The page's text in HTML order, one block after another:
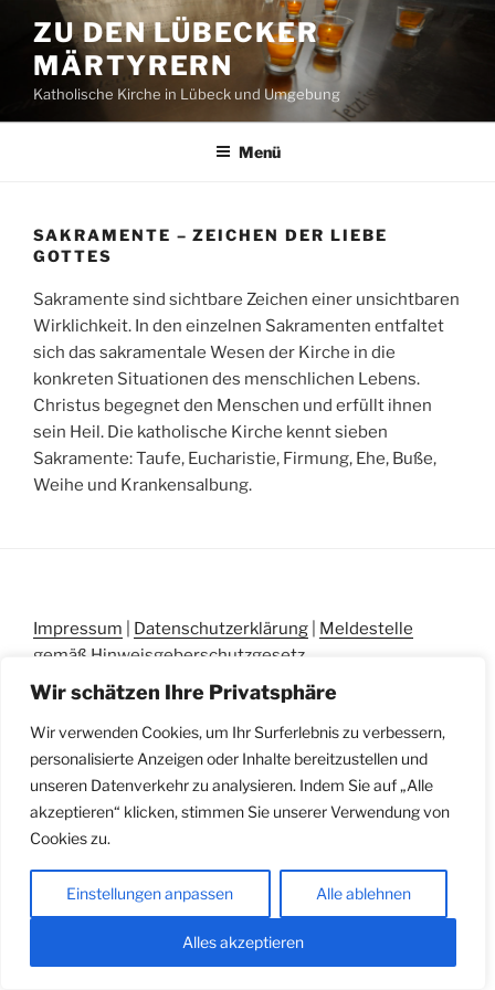
Wir schätzen Ihre Privatsphäre
Wir verwenden Cookies, um Ihr Surferlebnis zu verbessern,
personalisierte Anzeigen oder Inhalte bereitzustellen und
unseren Datenverkehr zu analysieren. Indem Sie auf „Alle
akzeptieren“ klicken, stimmen Sie unserer Verwendung von
Cookies zu.
Einstellungen anpassen Alle ablehnen
Alles akzeptieren
Inhalt
springen
ZU DEN LÜBECKER
MÄRTYRERN
Katholische Kirche in Lübeck und Umgebung
Menü
SAKRAMENTE – ZEICHEN DER LIEBE
GOTTES
Sakramente sind sichtbare Zeichen einer unsichtbaren
Wirklichkeit. In den einzelnen Sakramenten entfaltet
sich das sakramentale Wesen der Kirche in die
konkreten Situationen des menschlichen Lebens.
Christus begegnet den Menschen und erfüllt ihnen
sein Heil. Die katholische Kirche kennt sieben
Sakramente: Taufe, Eucharistie, Firmung, Ehe, Buße,
Weihe und Krankensalbung.
Impressum Datenschutzerklärung
Meldestelle
gemäß Hinweisgeberschutzgesetz